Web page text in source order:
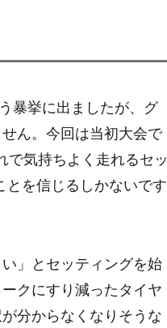
暴挙に出ましたが、グ
ん。今回は当初大会で
気持ちよく走れるセッ
を信じるしかないです
」とセッティングを始
クにすり減ったタイヤ
分からなくなりそうな